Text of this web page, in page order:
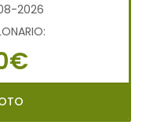
2026